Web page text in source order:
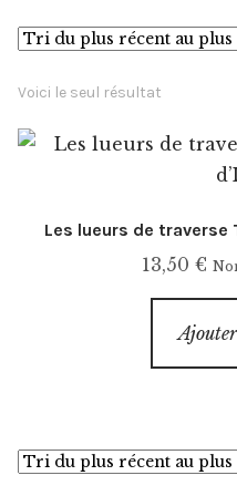
Événements
Presse
Exposition
Voici le seul résultat
Les lueurs de traverse
13,50 €